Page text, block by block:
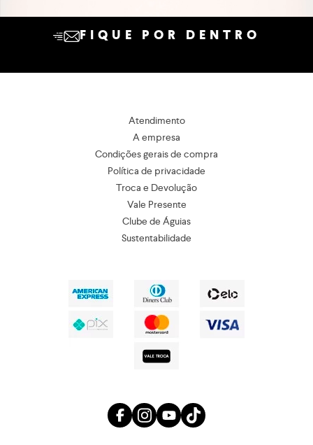
FIQUE POR DENTRO
Atendimento
A empresa
Condições gerais de compra
Política de privacidade
Troca e Devolução
Vale Presente
Clube de Águias
Sustentabilidade